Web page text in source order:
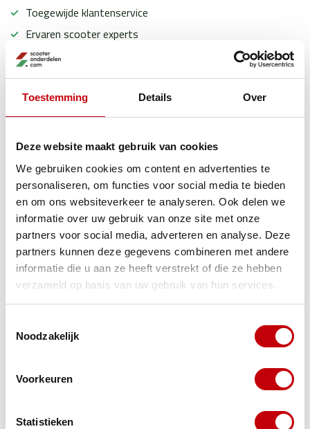
Toestemming Details Over
Deze website maakt gebruik van cookies
We gebruiken cookies om content en advertenties te
personaliseren, om functies voor social media te bieden
en om ons websiteverkeer te analyseren. Ook delen we
informatie over uw gebruik van onze site met onze
partners voor social media, adverteren en analyse. Deze
partners kunnen deze gegevens combineren met andere
informatie die u aan ze heeft verstrekt of die ze hebben
verzameld op basis van uw gebruik van hun services.
Noodzakelijk
Voorkeuren
Statistieken
Toegewijde klantenservice
Ervaren scooter experts
Productomschrijving
Specificaties
Gerelateerde producten
TypeError: Failed to fetch
https://www.scooteronderdelen.com/bobine-cdi-
ecu/controller/
500W controller
rode stekker controller
scooter controller(1)